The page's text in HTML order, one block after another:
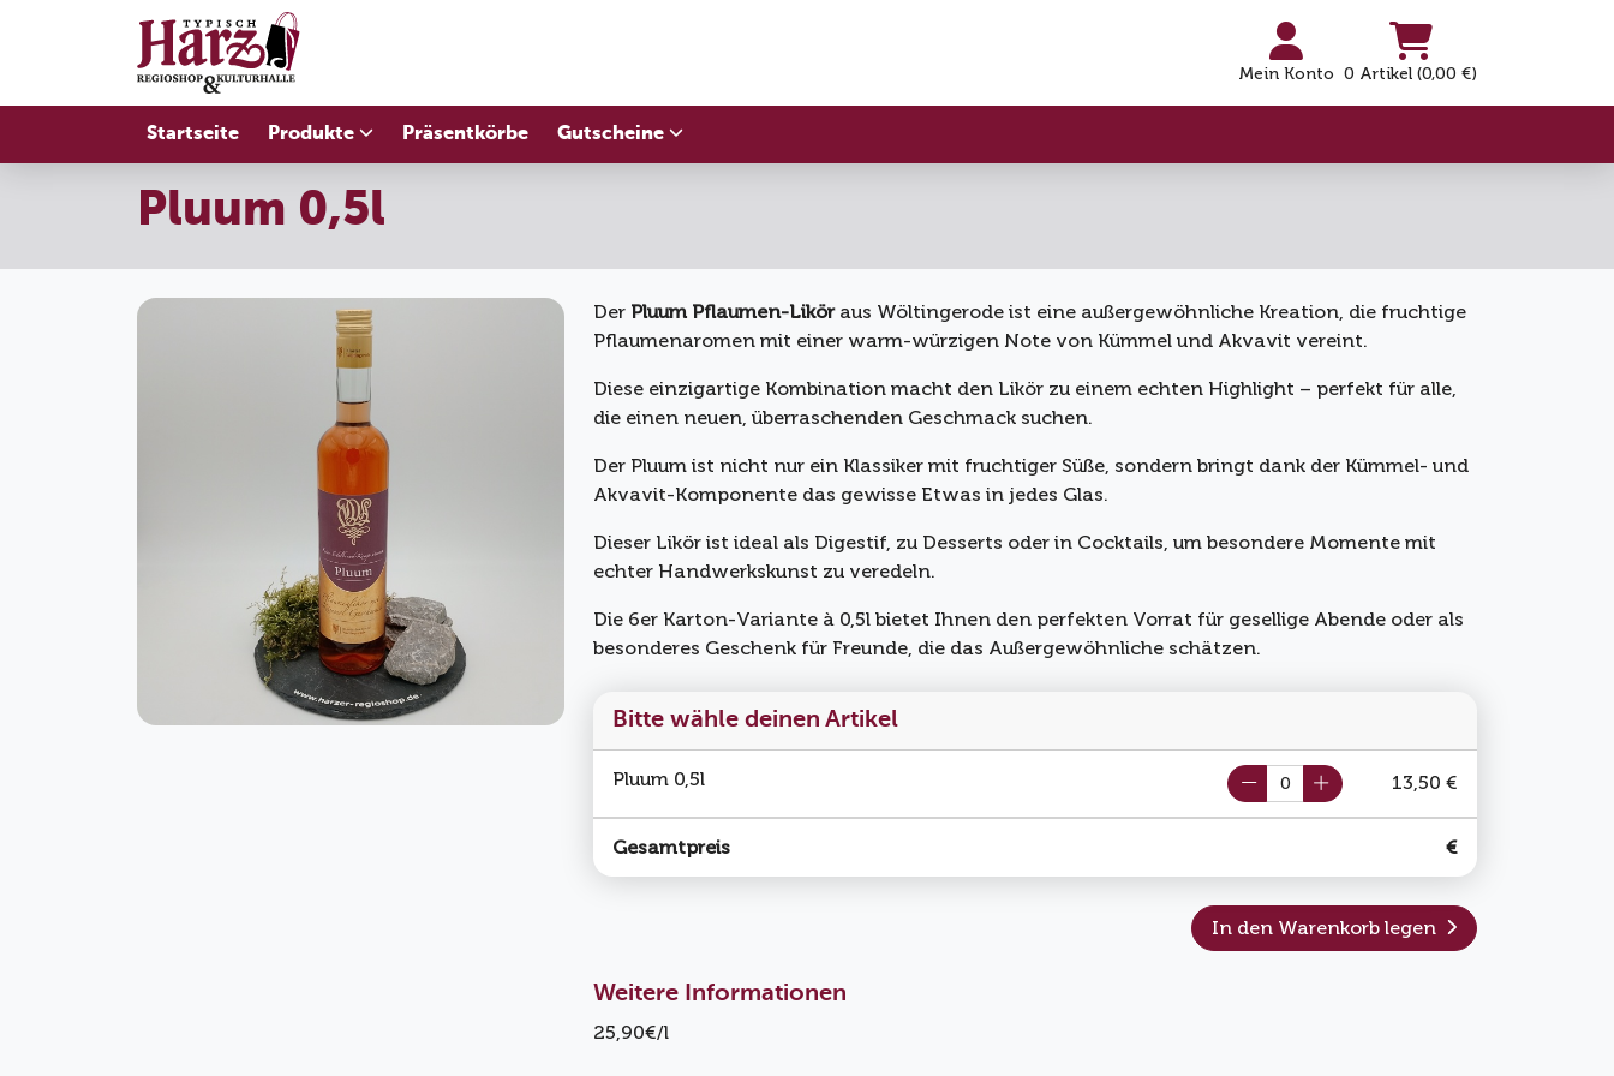
Mein Konto 0 Artikel (0,00 €)
Startseite Produkte Präsentkörbe Gutscheine
Pluum 0,5l
Der Pluum Pflaumen-Liköraus Wöltingerode ist eine außergewöhnliche Kreation, die fruchtige
Pflaumenaromen mit einer warm-würzigen Note von Kümmel und Akvavit vereint.
Diese einzigartige Kombination macht den Likör zu einem echten Highlight – perfekt für alle,
die einen neuen, überraschenden Geschmack suchen.
Der Pluum ist nicht nur ein Klassiker mit fruchtiger Süße, sondern bringt dank der Kümmel- und
Akvavit-Komponente das gewisse Etwas in jedes Glas.
Dieser Likör ist ideal als Digestif, zu Desserts oder in Cocktails, um besondere Momente mit
echter Handwerkskunst zu veredeln.
Die 6er Karton-Variante à 0,5l bietet Ihnen den perfekten Vorrat für gesellige Abende oder als
besonderes Geschenk für Freunde, die das Außergewöhnliche schätzen.
Bitte wähle deinen Artikel
Pluum 0,5l 13,50 €
Gesamtpreis €
In den Warenkorb legen
Weitere Informationen
25,90€/l